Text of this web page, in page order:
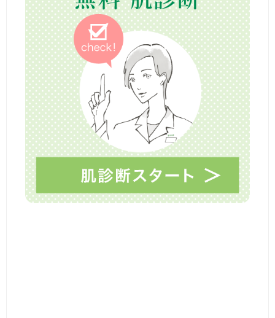
策
』
ー
マ
マ
だ
け
ど
見
た
目
は
マ
と